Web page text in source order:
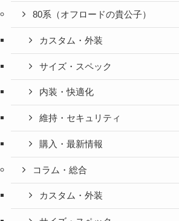
80系（オフロードの貴公子）
カスタム・外装
サイズ・スペック
内装・快適化
維持・セキュリティ
購入・最新情報
コラム・総合
カスタム・外装